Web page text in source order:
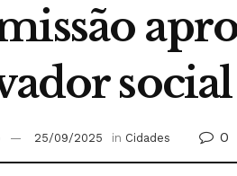
25/09/2025 in Cidades 0